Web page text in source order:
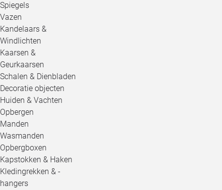
Spiegels
Vazen
Kandelaars &
Windlichten
Kaarsen &
Geurkaarsen
Schalen & Dienbladen
Decoratie objecten
Huiden & Vachten
Opbergen
Manden
Wasmanden
Opbergboxen
Kapstokken & Haken
Kledingrekken & -
hangers